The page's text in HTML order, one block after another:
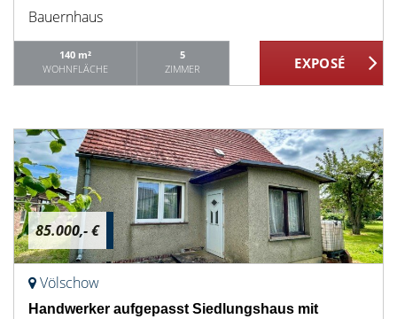
Bauernhaus
140 m²
WOHNFLÄCHE
5
ZIMMER
85.000,- €
Völschow
Handwerker aufgepasst Siedlungshaus mit